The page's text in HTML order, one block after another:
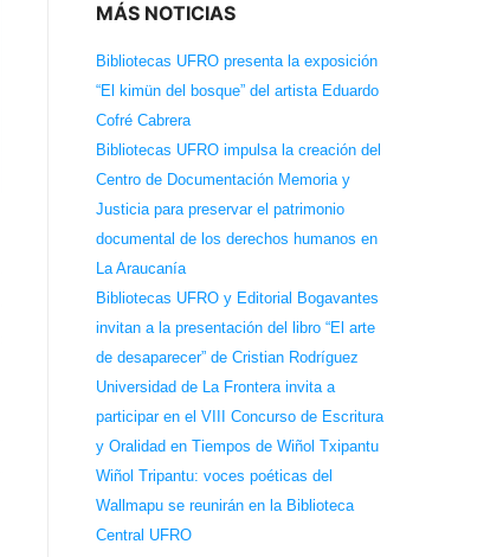
MÁS NOTICIAS
Bibliotecas UFRO presenta la exposición
“El kimün del bosque” del artista Eduardo
Cofré Cabrera
Bibliotecas UFRO impulsa la creación del
Centro de Documentación Memoria y
Justicia para preservar el patrimonio
documental de los derechos humanos en
La Araucanía
Bibliotecas UFRO y Editorial Bogavantes
invitan a la presentación del libro “El arte
de desaparecer” de Cristian Rodríguez
Universidad de La Frontera invita a
participar en el VIII Concurso de Escritura
y Oralidad en Tiempos de Wiñol Txipantu
Wiñol Tripantu: voces poéticas del
Wallmapu se reunirán en la Biblioteca
Central UFRO